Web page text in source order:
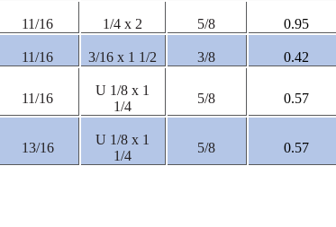
11/16 1/4 x 2 5/8 0.95
11/16 3/16 x 1 1/2 3/8 0.42
11/16
U 1/8 x 1
1/4
5/8 0.57
13/16
U 1/8 x 1
1/4
5/8 0.57